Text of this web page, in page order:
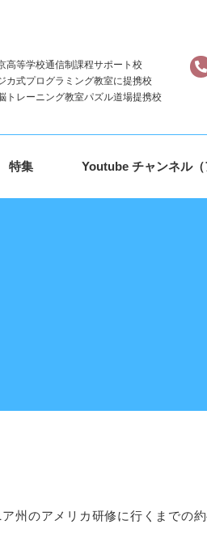
高等学校通信制課程サポート校
カ式プログラミング教室に提携校
トレーニング教室パズル道場提携校
特集 Youtube チャンネル（
州のアメリカ研修に行くまでの